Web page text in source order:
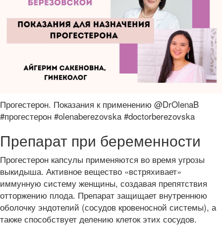
Прогестерон. Показания к применению @DrOlenaB
#прогестерон #olenaberezovska #doctorberezovska
Препарат при беременности
Прогестерон капсулы применяются во время угрозы
выкидыша. Активное вещество «встряхивает»
иммунную систему женщины, создавая препятствия
отторжению плода. Препарат защищает внутреннюю
оболочку эндотелий (сосудов кровеносной системы), а
также способствует делению клеток этих сосудов.